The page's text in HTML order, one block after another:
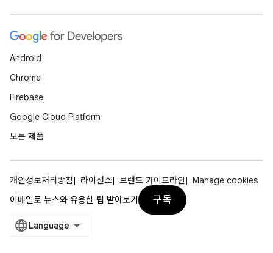
Android
Chrome
Firebase
Google Cloud Platform
모든 제품
개인정보처리방침 라이선스 브랜드 가이드라인
Manage cookies
이메일로 뉴스와 유용한 팁 받아보기
구독